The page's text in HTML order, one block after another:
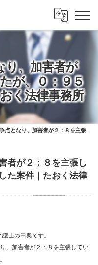
り、加害者が
が、０：９５
く法律事務所
者が２：８を主張していたが、０：９５で示談した案件｜たおく法律事務所
者が２：８を主張し
た案件｜たおく法律
士の田奥です。
、加害者が２：８を主張してい